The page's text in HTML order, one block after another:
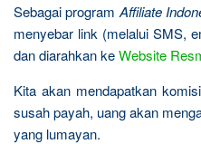
Sebagai program Affiliate
menyebar link (melalui SMS,
dan diarahkan keWebsite
Kita akan mendapatkan
susah payah, uang akan
yang lumayan.